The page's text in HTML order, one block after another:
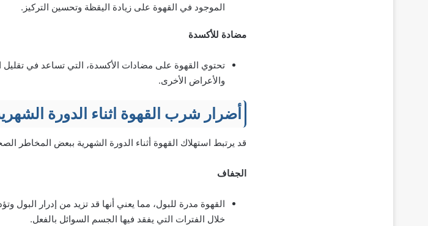
الموجود في القهوة على زيادة اليقظة وتحسين التركيز.
مضادة للأكسدة
تحتوي القهوة على مضادات الأكسدة، التي تساعد في تقليل
والأعراض الأخرى.
أضرار شرب القهوة اثناء الدورة
قد يرتبط استهلاك القهوة أثناء الدورة الشهرية ببعض المخاطر
الجفاف
القهوة مدرة للبول، مما يعني أنها قد تزيد من إدرار
خلال الفترات التي يفقد فيها الجسم السوائل بالفعل.